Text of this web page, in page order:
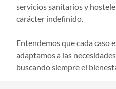
servicios sanitarios y
carácter indefinido.
Entendemos que cada caso
adaptamos a las
buscando siempre el